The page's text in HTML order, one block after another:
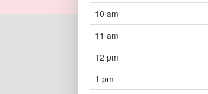
10 am
11 am
12 pm
1 pm